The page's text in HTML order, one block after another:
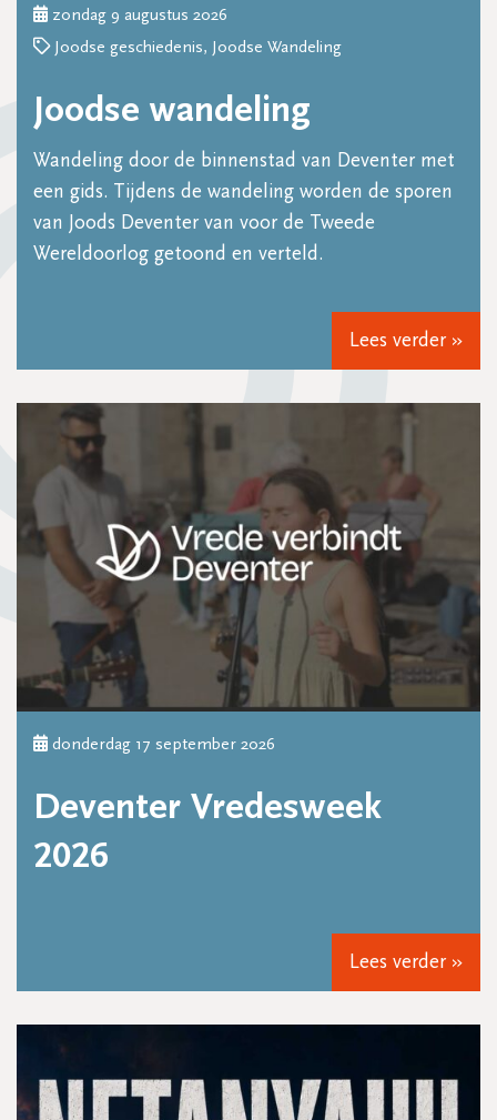
Lees verder »
zondag 9 augustus 2026
Joodse geschiedenis, Joodse Wandeling
Joodse wandeling
Wandeling door de binnenstad van Deventer met
een gids. Tijdens de wandeling worden de sporen
van Joods Deventer van voor de Tweede
Wereldoorlog getoond en verteld.
Lees verder »
donderdag 17 september 2026
Deventer Vredesweek
2026